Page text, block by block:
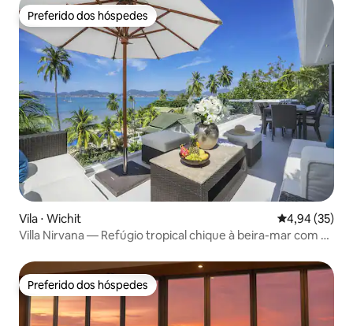
Preferido dos hóspedes
Preferido dos hóspedes
Vila ⋅ Wichit 4,94 de uma
4,94 (35)
Villa Nirvana — Refúgio tropical chique à beira-mar com 4
Preferido dos hóspedes
Preferido dos hóspedes